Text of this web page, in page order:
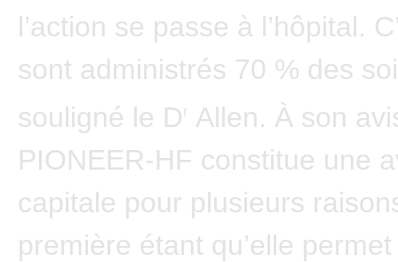
l’action se passe à l’hôpital.
sont administrés 70 % des
souligné le Dr Allen. À son
PIONEER-HF constitue une
capitale pour plusieurs
première étant qu’elle permet